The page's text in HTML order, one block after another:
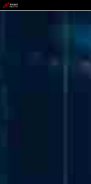
988PAY钱包